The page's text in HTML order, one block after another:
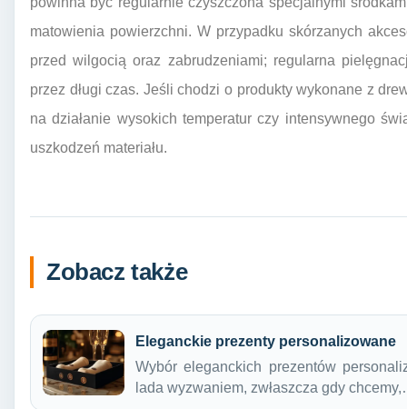
matowienia powierzchni. W przypadku skórzanych
przed wilgocią oraz zabrudzeniami; regularna
przez długi czas. Jeśli chodzi o produkty wykonane z
na działanie wysokich temperatur czy intensywnego
uszkodzeń materiału.
Zobacz także
Eleganckie prezenty personalizowane
Wybór eleganckich prezentów
lada wyzwaniem, zwłaszcza gdy